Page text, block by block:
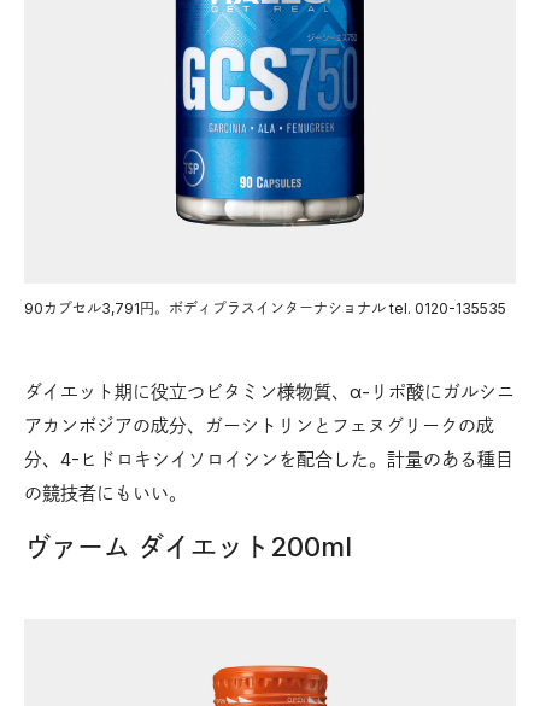
90カプセル3,791円。ボディプラスインターナショナル tel. 0120-135535
ダイエット期に役立つビタミン様物質、α-リポ酸にガルシニ
アカンボジアの成分、ガーシトリンとフェヌグリークの成
分、4-ヒドロキシイソロイシンを配合した。計量のある種目
の競技者にもいい。
ヴァーム ダイエット200ml